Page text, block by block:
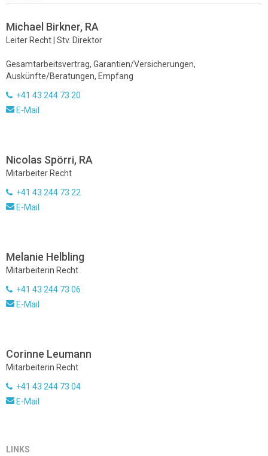
Michael Birkner, RA
Leiter Recht | Stv. Direktor
Gesamtarbeitsvertrag, Garantien/Versicherungen,
Auskünfte/Beratungen, Empfang
+41 43 244 73 20
E-Mail
Nicolas Spörri, RA
Mitarbeiter Recht
+41 43 244 73 22
E-Mail
Melanie Helbling
Mitarbeiterin Recht
+41 43 244 73 06
E-Mail
Corinne Leumann
Mitarbeiterin Recht
+41 43 244 73 04
E-Mail
LINKS